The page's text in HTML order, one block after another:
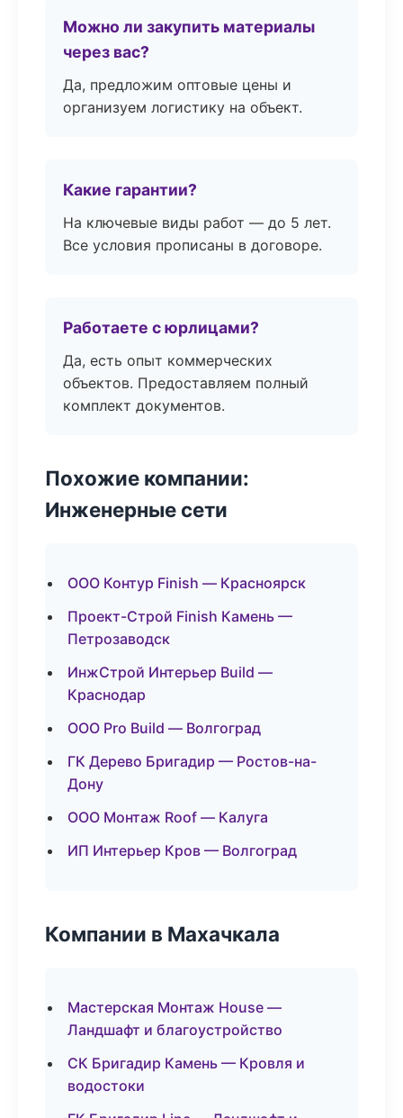
Можно ли закупить материалы
через вас?
Да, предложим оптовые цены и
организуем логистику на объект.
Какие гарантии?
На ключевые виды работ — до 5 лет.
Все условия прописаны в договоре.
Работаете с юрлицами?
Да, есть опыт коммерческих
объектов. Предоставляем полный
комплект документов.
Похожие компании:
Инженерные сети
ООО Контур Finish — Красноярск
Проект-Строй Finish Камень —
Петрозаводск
ИнжСтрой Интерьер Build —
Краснодар
ООО Pro Build — Волгоград
ГК Дерево Бригадир — Ростов-на-
Дону
ООО Монтаж Roof — Калуга
ИП Интерьер Кров — Волгоград
Компании в Махачкала
Мастерская Монтаж House —
Ландшафт и благоустройство
СК Бригадир Камень — Кровля и
водостоки